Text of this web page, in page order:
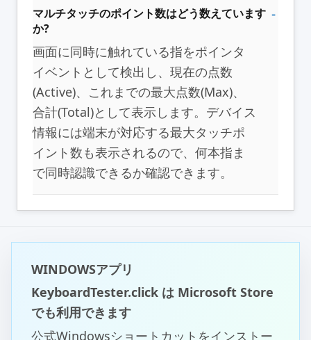
マルチタッチのポイント数はどう数えています
か?
画面に同時に触れている指をポインタ
イベントとして検出し、現在の点数
(Active)、これまでの最大点数(Max)、
合計(Total)として表示します。デバイス
情報には端末が対応する最大タッチポ
イント数も表示されるので、何本指ま
で同時認識できるか確認できます。
WINDOWSアプリ
KeyboardTester.click は Microsoft Store
でも利用できます
公式Windowsショートカットをインストー